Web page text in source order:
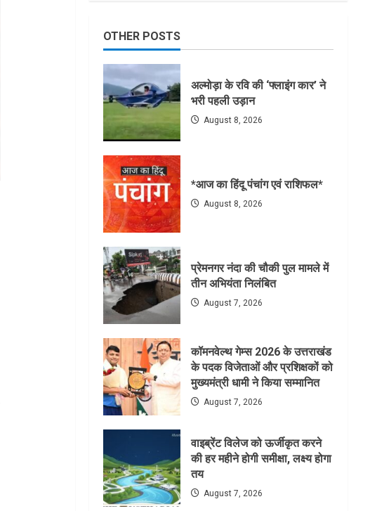
OTHER POSTS
अल्मोड़ा के रवि की ‘फ्लाइंग कार’ ने
भरी पहली उड़ान
August 8, 2026
*आज का हिंदू पंचांग एवं राशिफल*
August 8, 2026
प्रेमनगर नंदा की चौकी पुल मामले में
तीन अभियंता निलंबित
August 7, 2026
कॉमनवेल्थ गेम्स 2026 के उत्तराखंड
के पदक विजेताओं और प्रशिक्षकों को
मुख्यमंत्री धामी ने किया सम्मानित
August 7, 2026
वाइब्रेंट विलेज को ऊर्जीकृत करने
की हर महीने होगी समीक्षा, लक्ष्य होगा
तय
August 7, 2026